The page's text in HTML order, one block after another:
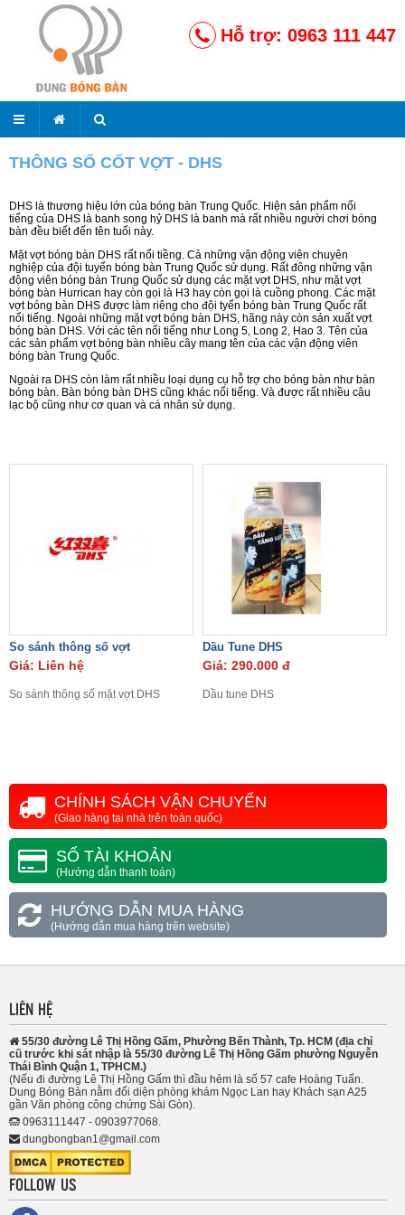
Hỗ trợ: 0963 111 447
THÔNG SỐ CỐT VỢT - DHS
DHS là thương hiệu lớn của bóng bàn Trung Quốc. Hiện sản phẩm nổi
tiếng của DHS là banh song hỷ DHS là banh mà rất nhiều người chơi bóng
bàn đều biết đến tên tuổi này.
Mặt vợt bóng bàn DHS rất nổi tiềng. Cả những vận động viên chuyên
nghiệp của đội tuyển bóng bàn Trung Quốc sử dụng. Rất đông những vận
động viên bóng bàn Trung Quốc sử dụng các mặt vợt DHS, như mặt vợt
bóng bàn Hurrican hay còn gọi là H3 hay còn gọi là cuồng phong. Các mặt
vợt bóng bàn DHS được làm riêng cho đội tyển bóng bàn Trung Quốc rất
nổi tiếng. Ngoài những mặt vợt bóng bàn DHS, hãng này còn sản xuất vợt
bóng bàn DHS. Với các tên nổi tiếng như Long 5, Long 2, Hao 3. Tên của
các sản phẩm vợt bóng bàn nhiều cây mang tên của các vận động viên
bóng bàn Trung Quốc.
Ngoài ra DHS còn làm rất nhiều loại dụng cụ hỗ trợ cho bóng bàn như bàn
bóng bàn. Bàn bóng bàn DHS cũng khác nổi tiếng. Và được rất nhiều câu
lạc bộ cũng như cơ quan và cá nhân sử dụng.
So sánh thông số vợt
Giá: Liên hệ
So sánh thông số mặt vợt DHS
Dầu Tune DHS
Giá: 290.000 đ
Dầu tune DHS
CHÍNH SÁCH VẬN CHUYỂN
(Giao hàng tại nhà trên toàn quốc)
SỐ TÀI KHOẢN
(Hướng dẫn thanh toán)
HƯỚNG DẪN MUA HÀNG
(Hướng dẫn mua hàng trên website)
LIÊN HỆ
55/30 đường Lê Thị Hồng Gấm, Phường Bến Thành, Tp. HCM (địa chỉ
cũ trước khi sát nhập là 55/30 đường Lê Thị Hồng Gấm phường Nguyễn
Thái Bình Quận 1, TPHCM.)
(Nếu đi đường Lê Thị Hồng Gấm thì đầu hẻm là số 57 cafe Hoàng Tuấn.
Dung Bóng Bàn nằm đối diện phòng khám Ngọc Lan hay Khách sạn A25
gần Văn phòng công chứng Sài Gòn).
0963111447 - 0903977068.
dungbongban1@gmail.com
FOLLOW US